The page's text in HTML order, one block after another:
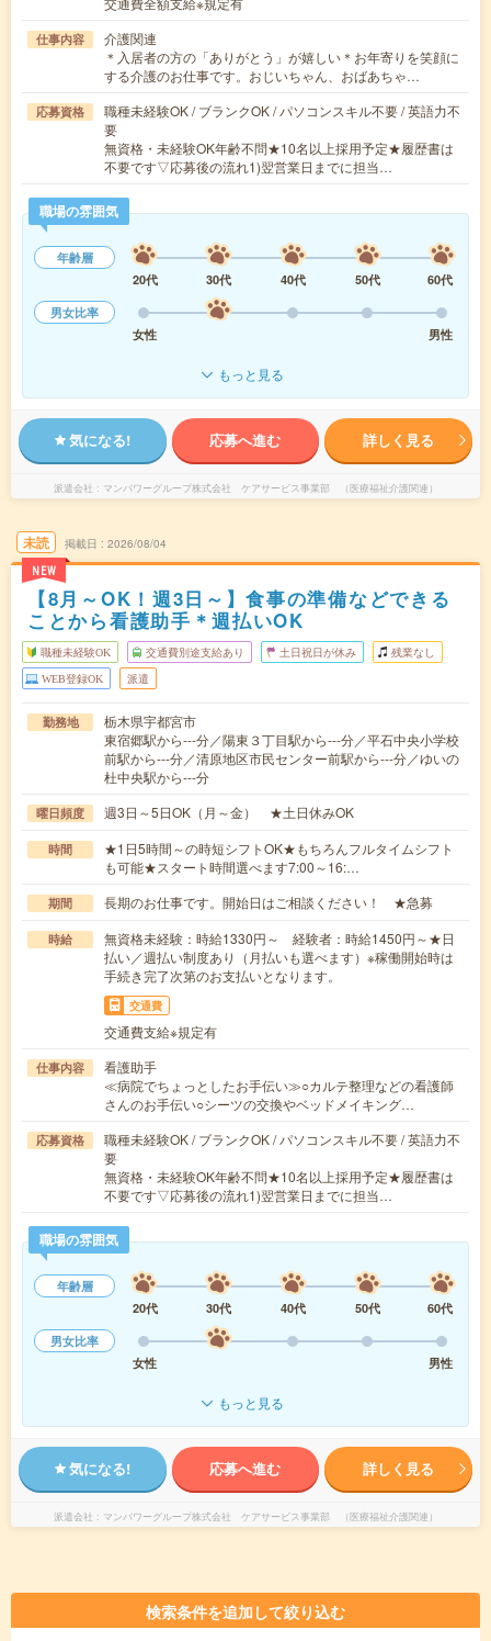
仕事内容
介護関連
＊入居者の方の「ありがとう」が嬉しい＊お年寄りを笑顔に
する介護のお仕事です。おじいちゃん、おばあちゃ…
応募資格
職種未経験OK / ブランクOK / パソコンスキル不要 / 英語力不
要
無資格・未経験OK年齢不問★10名以上採用予定★履歴書は
不要です▽応募後の流れ1)翌営業日までに担当…
職場の雰囲気
年齢層
20代
30代 40代 50代
60代
男女比率
女性
男性
もっと見る
気になる! 応募へ進む 詳しく見る
派遣会社 マンパワーグループ株式会社 ケアサービス事業部 （医療福祉介護関連）
未読
NEW
掲載日 2026/08/04
【8月～OK！週3日～】食事の準備などできる
ことから看護助手＊週払いOK
職種未経験OK 交通費別途支給あり 土日祝日が休み 残業なし
WEB登録OK 派遣
勤務地
栃木県宇都宮市
東宿郷駅から---分／陽東３丁目駅から---分／平石中央小学校
前駅から---分／清原地区市民センター前駅から---分／ゆいの
杜中央駅から---分
曜日頻度 週3日～5日OK（月～金） ★土日休みOK
時間
★1日5時間～の時短シフトOK★もちろんフルタイムシフト
も可能★スタート時間選べます7:00～16:…
期間 長期のお仕事です。開始日はご相談ください！ ★急募
時給
無資格未経験：時給1330円～ 経験者：時給1450円～★日
払い／週払い制度あり（月払いも選べます）※稼働開始時は
手続き完了次第のお支払いとなります。
交通費
交通費支給※規定有
仕事内容
看護助手
≪病院でちょっとしたお手伝い≫○カルテ整理などの看護師
さんのお手伝い○シーツの交換やベッドメイキング…
応募資格
職種未経験OK / ブランクOK / パソコンスキル不要 / 英語力不
要
無資格・未経験OK年齢不問★10名以上採用予定★履歴書は
不要です▽応募後の流れ1)翌営業日までに担当…
職場の雰囲気
年齢層
20代
30代 40代 50代
60代
男女比率
女性
男性
もっと見る
気になる! 応募へ進む 詳しく見る
派遣会社 マンパワーグループ株式会社 ケアサービス事業部 （医療福祉介護関連）
検索条件を追加して絞り込む